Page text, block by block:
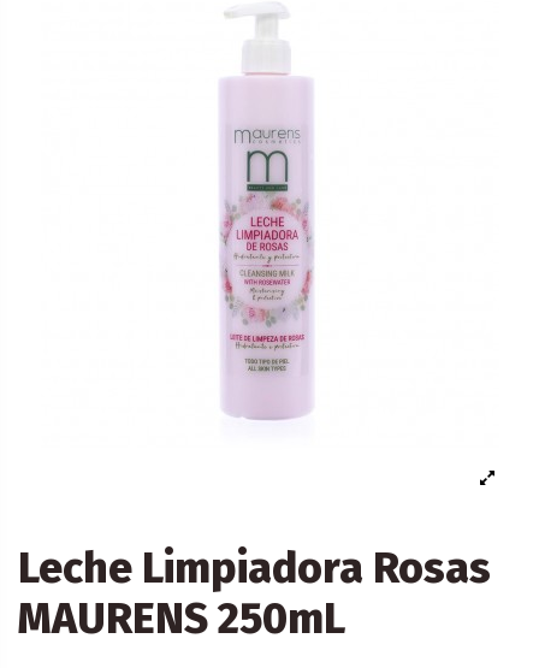
Leche Limpiadora Rosas
MAURENS 250mL